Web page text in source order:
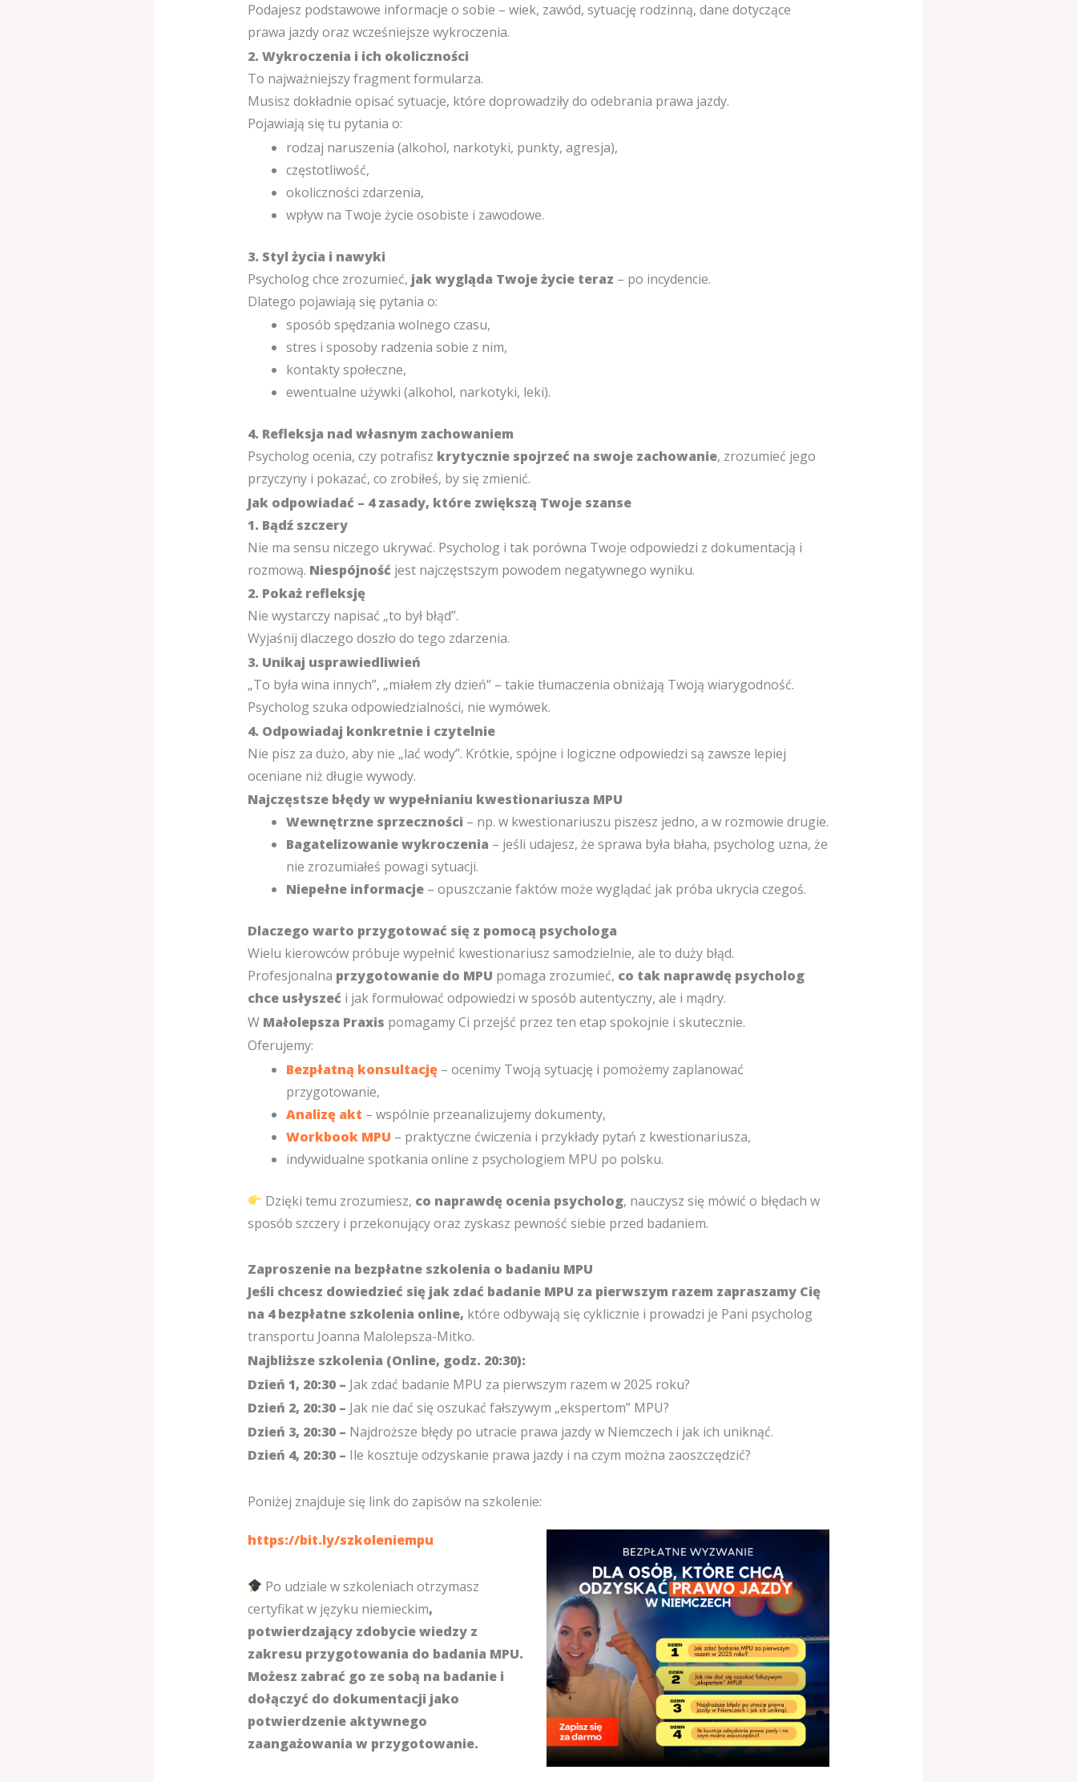
Podajesz podstawowe informacje o sobie – wiek, zawód, sytuację rodzinną, dane dotyczące
prawa jazdy oraz wcześniejsze wykroczenia.
2. Wykroczenia i ich okoliczności
To najważniejszy fragment formularza.
Musisz dokładnie opisać sytuacje, które doprowadziły do odebrania prawa jazdy.
Pojawiają się tu pytania o:
rodzaj naruszenia (alkohol, narkotyki, punkty, agresja),
częstotliwość,
okoliczności zdarzenia,
wpływ na Twoje życie osobiste i zawodowe.
3. Styl życia i nawyki
Psycholog chce zrozumieć, jak wygląda Twoje życie teraz – po incydencie.
Dlatego pojawiają się pytania o:
sposób spędzania wolnego czasu,
stres i sposoby radzenia sobie z nim,
kontakty społeczne,
ewentualne używki (alkohol, narkotyki, leki).
4. Refleksja nad własnym zachowaniem
Psycholog ocenia, czy potrafisz krytycznie spojrzeć na swoje zachowanie, zrozumieć jego
przyczyny i pokazać, co zrobiłeś, by się zmienić.
Jak odpowiadać – 4 zasady, które zwiększą Twoje szanse
1. Bądź szczery
Nie ma sensu niczego ukrywać. Psycholog i tak porówna Twoje odpowiedzi z dokumentacją i
rozmową. Niespójność jest najczęstszym powodem negatywnego wyniku.
2. Pokaż refleksję
Nie wystarczy napisać „to był błąd”.
Wyjaśnij dlaczego doszło do tego zdarzenia.
3. Unikaj usprawiedliwień
„To była wina innych”, „miałem zły dzień” – takie tłumaczenia obniżają Twoją wiarygodność.
Psycholog szuka odpowiedzialności, nie wymówek.
4. Odpowiadaj konkretnie i czytelnie
Nie pisz za dużo, aby nie „lać wody”. Krótkie, spójne i logiczne odpowiedzi są zawsze lepiej
oceniane niż długie wywody.
Najczęstsze błędy w wypełnianiu kwestionariusza MPU
Wewnętrzne sprzeczności – np. w kwestionariuszu piszesz jedno, a w rozmowie drugie.
Bagatelizowanie wykroczenia – jeśli udajesz, że sprawa była błaha, psycholog uzna, że
nie zrozumiałeś powagi sytuacji.
Niepełne informacje– opuszczanie faktów może wyglądać jak próba ukrycia czegoś.
Dlaczego warto przygotować się z pomocą psychologa
Wielu kierowców próbuje wypełnić kwestionariusz samodzielnie, ale to duży błąd.
Profesjonalna przygotowanie do MPU pomaga zrozumieć, co tak naprawdę psycholog
chce usłyszeć i jak formułować odpowiedzi w sposób autentyczny, ale i mądry.
W Małolepsza Praxis pomagamy Ci przejść przez ten etap spokojnie i skutecznie.
Oferujemy:
Bezpłatną konsultację– ocenimy Twoją sytuację i pomożemy zaplanować
przygotowanie,
Analizę akt – wspólnie przeanalizujemy dokumenty,
Workbook MPU – praktyczne ćwiczenia i przykłady pytań z kwestionariusza,
indywidualne spotkania online z psychologiem MPU po polsku.
Dzięki temu zrozumiesz, co naprawdę ocenia psycholog, nauczysz się mówić o błędach w
sposób szczery i przekonujący oraz zyskasz pewność siebie przed badaniem.
Zaproszenie na bezpłatne szkolenia o badaniu MPU
Jeśli chcesz dowiedzieć się jak zdać badanie MPU za pierwszym razem zapraszamy Cię
na 4 bezpłatne szkolenia online, które odbywają się cyklicznie i prowadzi je Pani psycholog
transportu Joanna Malolepsza-Mitko.
Najbliższe szkolenia (Online, godz. 20:30):
Dzień 1, 20:30 – Jak zdać badanie MPU za pierwszym razem w 2025 roku?
Dzień 2, 20:30 – Jak nie dać się oszukać fałszywym „ekspertom” MPU?
Dzień 3, 20:30 – Najdroższe błędy po utracie prawa jazdy w Niemczech i jak ich uniknąć.
Dzień 4, 20:30 – Ile kosztuje odzyskanie prawa jazdy i na czym można zaoszczędzić?
Poniżej znajduje się link do zapisów na szkolenie:
https://bit.ly/szkoleniempu
Po udziale w szkoleniach otrzymasz
certyfikat w języku niemieckim,
potwierdzający zdobycie wiedzy z
zakresu przygotowania do badania MPU.
Możesz zabrać go ze sobą na badanie i
dołączyć do dokumentacji jako
potwierdzenie aktywnego
zaangażowania w przygotowanie.